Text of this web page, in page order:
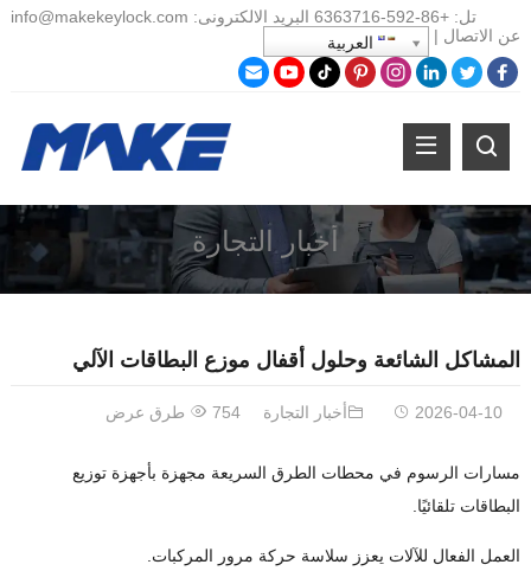
تل:+86- 592-6363716 البريد الالكترونى:
info@makekeylock.com
عن الاتصال | العربية
أخبار التجارة
المشاكل الشائعة وحلول أقفال موزع البطاقات الآلي
2026-04-10 أخبار التجارة 754 طرق عرض
مسارات الرسوم في محطات الطرق السريعة مجهزة بأجهزة توزيع
البطاقات تلقائيًا.
العمل الفعال للآلات يعزز سلاسة حركة مرور المركبات.